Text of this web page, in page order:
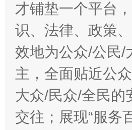
才铺垫一个平台
识、法律、政策
效地为公众/公民/
主，全面贴近公
大众/民众/全民的
交往；展现“服务